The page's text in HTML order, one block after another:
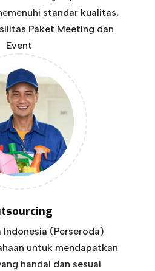
standar kualitas,
Paket Meeting dan
Event
Indonesia (Perseroda)
untuk mendapatkan
handal dan sesuai